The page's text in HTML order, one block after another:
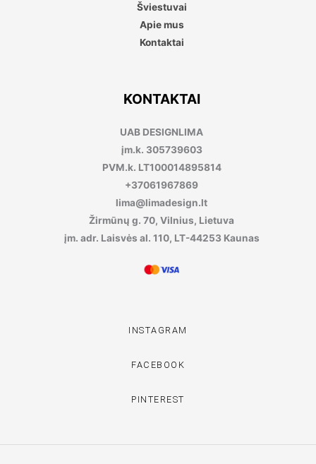
Šviestuvai
Apie mus
Kontaktai
KONTAKTAI
UAB DESIGNLIMA
įm.k. 305739603
PVM.k. LT100014895814
+37061967869
lima@limadesign.lt
Žirmūnų g. 70, Vilnius, Lietuva
įm. adr. Laisvės al. 110, LT-44253 Kaunas
INSTAGRAM
FACEBOOK
PINTEREST